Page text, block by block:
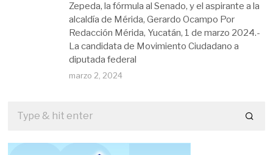
Zepeda, la fórmula al Senado, y el aspirante a la
alcaldía de Mérida, Gerardo Ocampo Por
Redacción Mérida, Yucatán, 1 de marzo 2024.-
La candidata de Movimiento Ciudadano a
diputada federal
marzo 2, 2024